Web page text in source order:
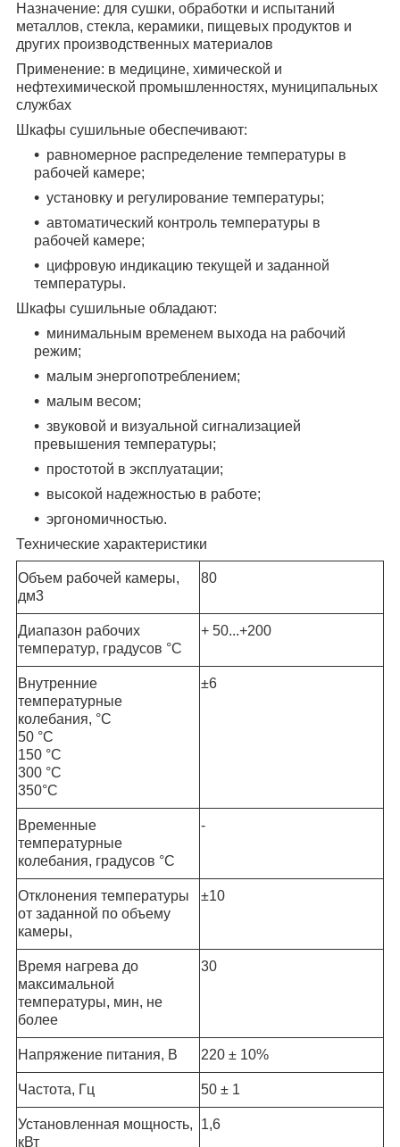
Назначение: для сушки, обработки и испытаний
металлов, стекла, керамики, пищевых продуктов и
других производственных материалов
Применение: в медицине, химической и
нефтехимической промышленностях, муниципальных
службах
Шкафы сушильные обеспечивают:
равномерное распределение температуры в
рабочей камере;
установку и регулирование температуры;
автоматический контроль температуры в
рабочей камере;
цифровую индикацию текущей и заданной
температуры.
Шкафы сушильные обладают:
минимальным временем выхода на рабочий
режим;
малым энергопотреблением;
малым весом;
звуковой и визуальной сигнализацией
превышения температуры;
простотой в эксплуатации;
высокой надежностью в работе;
эргономичностью.
Технические характеристики
Объем рабочей камеры,
дм3
80
Диапазон рабочих
температур, градусов °С
+ 50...+200
Внутренние
температурные
колебания, °С
50 °С
150 °С
300 °С
350°С
±6
Временные
температурные
колебания, градусов °С
-
Отклонения температуры
от заданной по объему
камеры,
±10
Время нагрева до
максимальной
температуры, мин, не
более
30
Напряжение питания, В 220 ± 10%
Частота, Гц 50 ± 1
Установленная мощность,
кВт
1,6